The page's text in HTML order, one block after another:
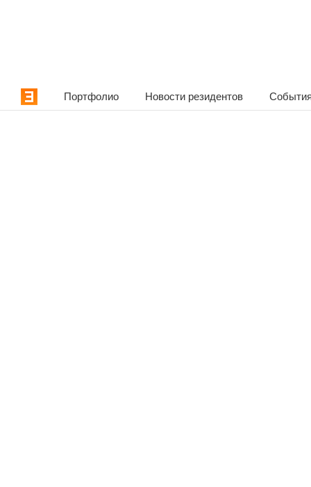
Портфолио Новости резидентов